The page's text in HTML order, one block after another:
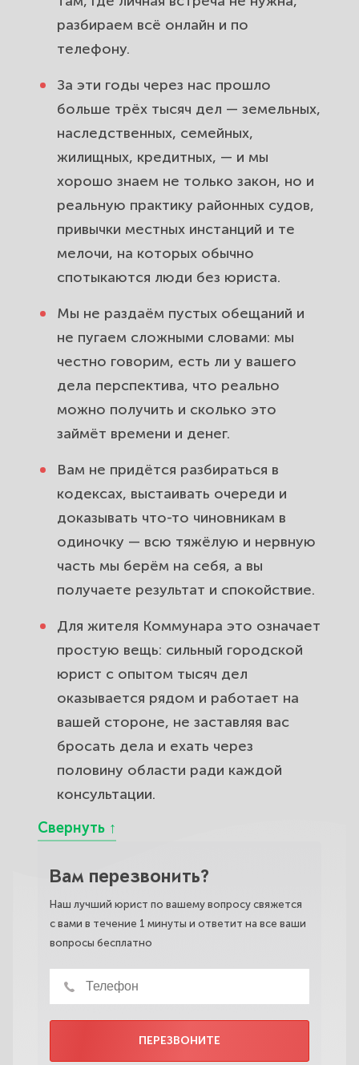
Трудовые споры в Коммунаре.
Взыщем зарплату, оспорим
Представительство в Гатчинском
городском суде. Защитим ваши
интересы без вашего участия.
разбираем всё онлайн и по
телефону.
За эти годы через нас прошло
больше трёх тысяч дел — земельных,
наследственных, семейных,
жилищных, кредитных, — и мы
хорошо знаем не только закон, но и
реальную практику районных судов,
привычки местных инстанций и те
мелочи, на которых обычно
спотыкаются люди без юриста.
Мы не раздаём пустых обещаний и
не пугаем сложными словами: мы
честно говорим, есть ли у вашего
дела перспектива, что реально
можно получить и сколько это
займёт времени и денег.
Вам не придётся разбираться в
кодексах, выстаивать очереди и
доказывать что-то чиновникам в
одиночку — всю тяжёлую и нервную
часть мы берём на себя, а вы
получаете результат и спокойствие.
Для жителя Коммунара это означает
простую вещь: сильный городской
юрист с опытом тысяч дел
оказывается рядом и работает на
вашей стороне, не заставляя вас
бросать дела и ехать через
половину области ради каждой
консультации.
Вам перезвонить?
Наш лучший юрист по вашему вопросу свяжется
с вами в течение 1 минуты и ответит на все ваши
вопросы бесплатно
ПЕРЕЗВОНИТЕ